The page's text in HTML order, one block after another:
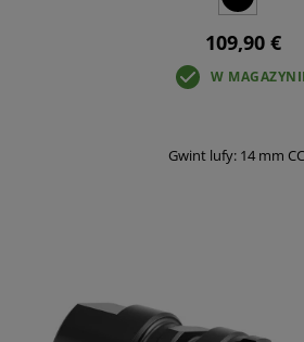
109,90 €
W
Gwint lufy: 14 mm